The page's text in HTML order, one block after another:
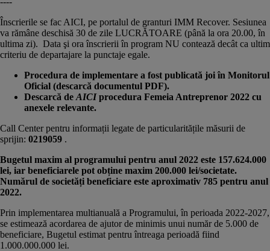
Înscrierile se fac AICI, pe portalul de granturi IMM Recover. Sesiunea
va rămâne deschisă 30 de zile LUCRĂTOARE (până la ora 20.00, în
ultima zi). Data şi ora înscrierii în program NU contează decât ca ultim
criteriu de departajare la punctaje egale.
Procedura de implementare a fost publicată joi în Monitorul
Oficial (descarcă documentul PDF).
Descarcă de AICIprocedura Femeia Antreprenor 2022 cu
anexele relevante.
Call Center pentru informații legate de particularitățile măsurii de
sprijin: 0219059 .
Bugetul maxim al programului pentru anul 2022 este 157.624.000
lei, iar beneficiarele pot obține maxim 200.000 lei/societate.
Numărul de societăți beneficiare este aproximativ 785 pentru anul
2022.
Prin implementarea multianuală a Programului, în perioada 2022-2027,
se estimează acordarea de ajutor de minimis unui număr de 5.000 de
beneficiare, Bugetul estimat pentru întreaga perioadă fiind
1.000.000.000 lei.